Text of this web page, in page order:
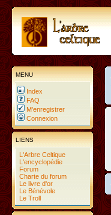
MENU
Index
FAQ
M’enregistrer
Connexion
LIENS
L'Arbre Celtique
L'encyclopédie
Forum
Charte du forum
Le livre d'or
Le Bénévole
Le Troll